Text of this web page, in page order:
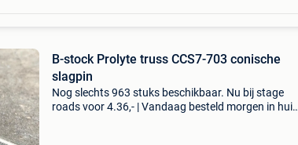
B-stock Prolyte truss CCS7-703 conische
slagpin
Nog slechts 963 stuks beschikbaar. Nu bij stage
roads voor 4.36,- | Vandaag besteld morgen in huis